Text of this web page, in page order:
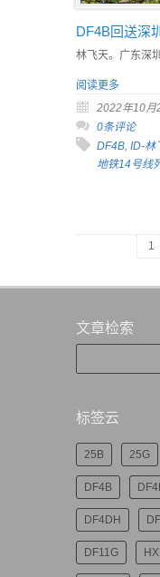
DF4B回送深
林飞天。广东深
阅读更多
2022年10月
0条评论
DF4B ID-林
地铁14号线
1
文章检索
标签云
25B 25G
DF4B
DF4DH
DF11G